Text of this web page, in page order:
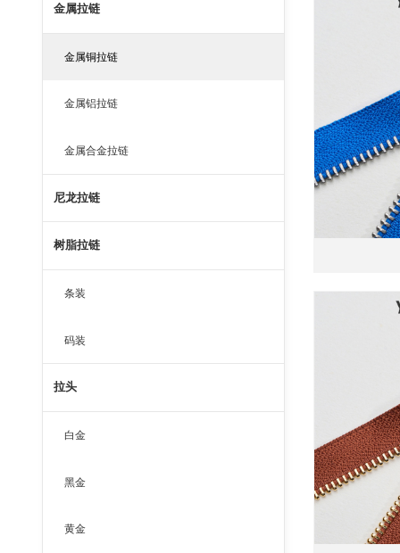
金属拉链
金属铜拉链
金属铝拉链
金属合金拉链
尼龙拉链
树脂拉链
条装
码装
拉头
白金
黑金
黄金